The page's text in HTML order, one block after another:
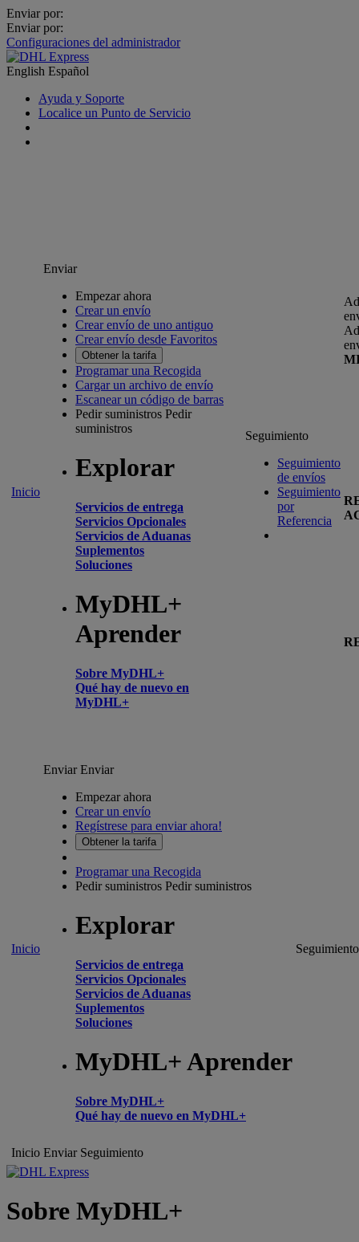
Enviar por:
Enviar por:
Configuraciones del administrador
English Español
Ayuda y Soporte
Localice un Punto de Servicio
Inicio
Enviar
Empezar ahora
Crear un envío
Crear envío de uno antiguo
Crear envío desde Favoritos
Obtener la tarifa
Programar una Recogida
Cargar un archivo de envío
Escanear un código de barras
Pedir suministros Pedir
suministros
Explorar
Servicios de entrega
Servicios Opcionales
Servicios de Aduanas
Suplementos
Soluciones
MyDHL+
Aprender
Sobre MyDHL+
Qué hay de nuevo en
MyDHL+
Seguimiento
Seguimiento
de envíos
Seguimiento
por
Referencia
Inicio
EnviarEnviar
Empezar ahora
Crear un envío
Regístrese para enviar ahora!
Obtener la tarifa
Programar una Recogida
Pedir suministros Pedir suministros
Explorar
Servicios de entrega
Servicios Opcionales
Servicios de Aduanas
Suplementos
Soluciones
MyDHL+ Aprender
Sobre MyDHL+
Qué hay de nuevo en MyDHL+
Seguimiento
Inicio Enviar Seguimiento
Sobre MyDHL+